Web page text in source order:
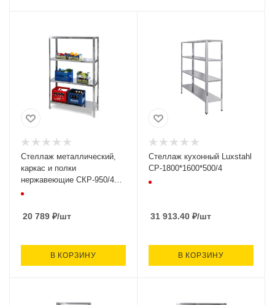
Стеллаж металлический,
каркас и полки
нержавеющие СКР-950/400
(950х400х1600, 4 полки)
20 789 ₽/шт
В КОРЗИНУ
Стеллаж кухонный Luxstahl
СР-1800*1600*500/4
31 913.40 ₽/шт
В КОРЗИНУ